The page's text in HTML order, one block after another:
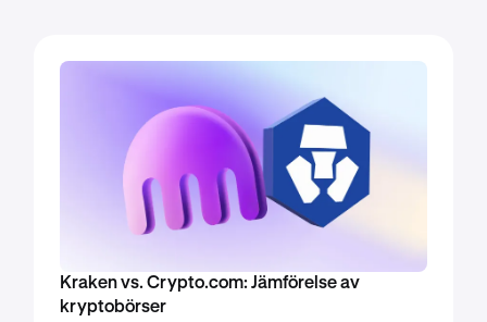
Kraken vs. Crypto.com: Jämförelse av
kryptobörser